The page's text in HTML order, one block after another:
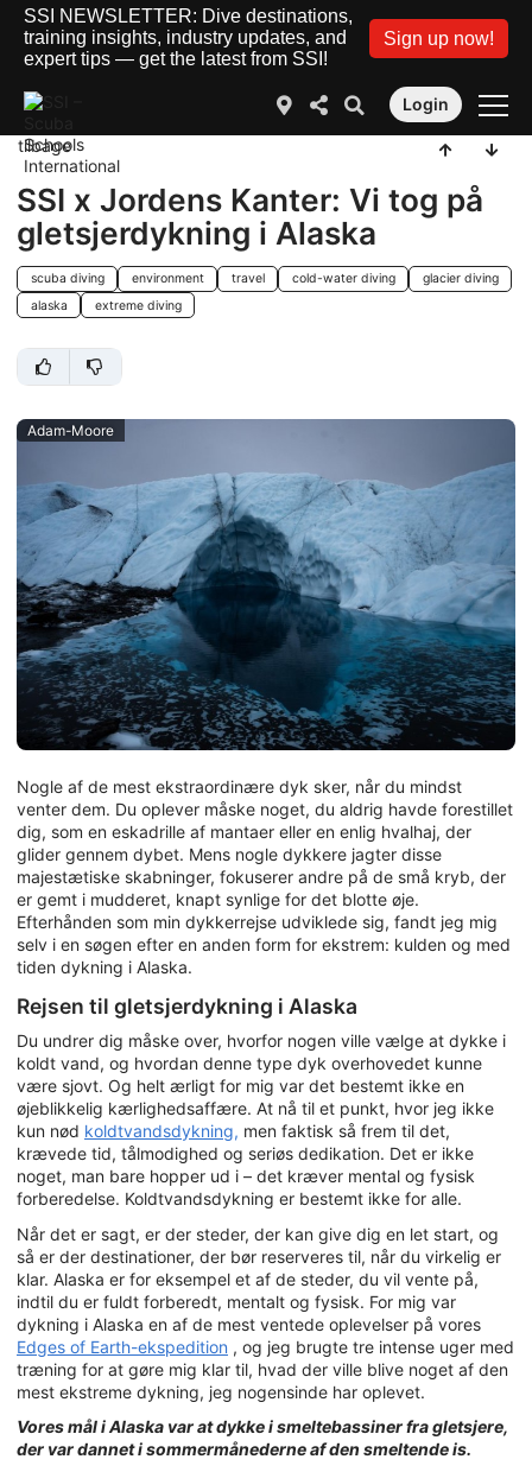
SSI NEWSLETTER: Dive destinations,
training insights, industry updates, and
expert tips — get the latest from SSI!
Sign up now!
Login
tilbage
SSI x Jordens Kanter: Vi tog på
gletsjerdykning i Alaska
scuba diving environment travel cold-water diving
glacier diving
alaska
extreme diving
Adam-Moore
Nogle af de mest ekstraordinære dyk sker, når du mindst
venter dem. Du oplever måske noget, du aldrig havde forestillet
dig, som en eskadrille af mantaer eller en enlig hvalhaj, der
glider gennem dybet. Mens nogle dykkere jagter disse
majestætiske skabninger, fokuserer andre på de små kryb, der
er gemt i mudderet, knapt synlige for det blotte øje.
Efterhånden som min dykkerrejse udviklede sig, fandt jeg mig
selv i en søgen efter en anden form for ekstrem: kulden og med
tiden dykning i Alaska.
Rejsen til gletsjerdykning i Alaska
Du undrer dig måske over, hvorfor nogen ville vælge at dykke i
koldt vand, og hvordan denne type dyk overhovedet kunne
være sjovt. Og helt ærligt for mig var det bestemt ikke en
øjeblikkelig kærlighedsaffære. At nå til et punkt, hvor jeg ikke
kun nød koldtvandsdykning, men faktisk så frem til det,
krævede tid, tålmodighed og seriøs dedikation. Det er ikke
noget, man bare hopper ud i – det kræver mental og fysisk
forberedelse. Koldtvandsdykning er bestemt ikke for alle.
Når det er sagt, er der steder, der kan give dig en let start, og
så er der destinationer, der bør reserveres til, når du virkelig er
klar. Alaska er for eksempel et af de steder, du vil vente på,
indtil du er fuldt forberedt, mentalt og fysisk. For mig var
dykning i Alaska en af de mest ventede oplevelser på vores
Edges of Earth-ekspedition , og jeg brugte tre intense uger med
træning for at gøre mig klar til, hvad der ville blive noget af den
mest ekstreme dykning, jeg nogensinde har oplevet.
Vores mål i Alaska var at dykke i smeltebassiner fra gletsjere,
der var dannet i sommermånederne af den smeltende is.